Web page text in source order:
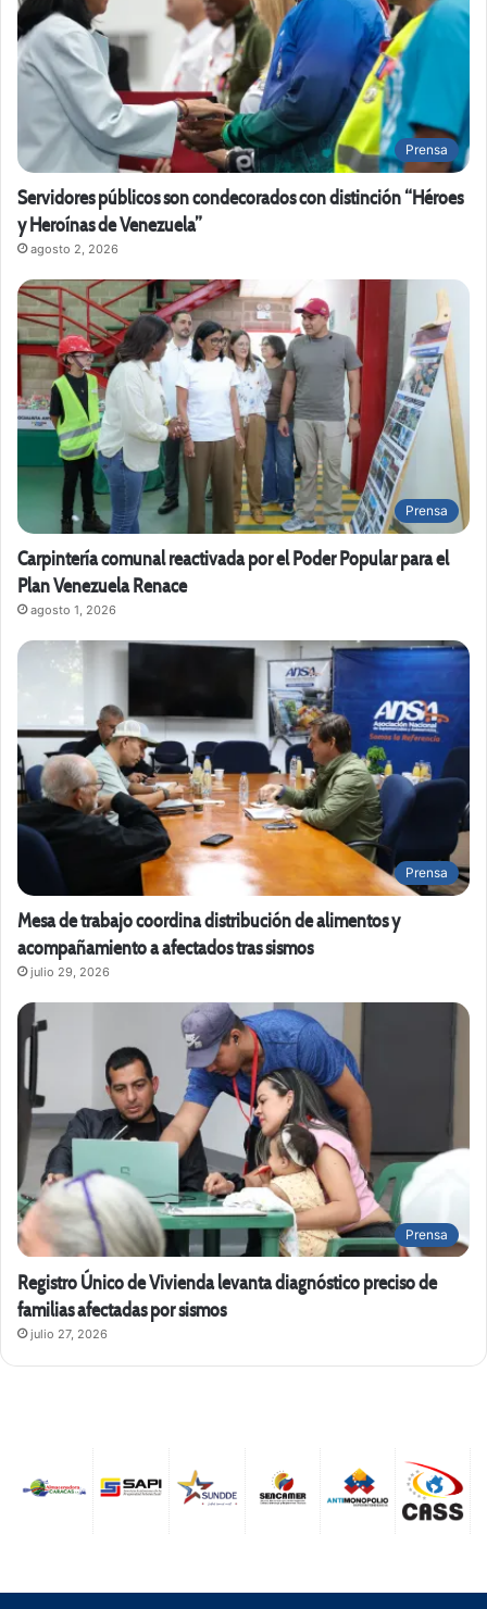
Prensa
Servidores públicos son condecorados con distinción “Héroes
y Heroínas de Venezuela”
agosto 2, 2026
Prensa
Carpintería comunal reactivada por el Poder Popular para el
Plan Venezuela Renace
agosto 1, 2026
Prensa
Mesa de trabajo coordina distribución de alimentos y
acompañamiento a afectados tras sismos
julio 29, 2026
Prensa
Registro Único de Vivienda levanta diagnóstico preciso de
familias afectadas por sismos
julio 27, 2026